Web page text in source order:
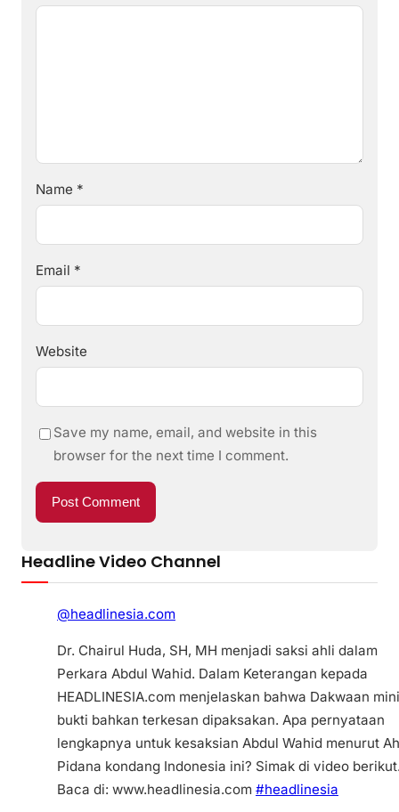
Name *
Email *
Website
Save my name, email, and website in this
browser for the next time I comment.
Headline Video Channel
@headlinesia.com
Dr. Chairul Huda, SH, MH menjadi saksi ahli dalam
Perkara Abdul Wahid. Dalam Keterangan kepada
HEADLINESIA.com menjelaskan bahwa Dakwaan
bukti bahkan terkesan dipaksakan. Apa pernyataan
lengkapnya untuk kesaksian Abdul Wahid menurut
Pidana kondang Indonesia ini? Simak di video
Baca di: www.headlinesia.com #headlinesia